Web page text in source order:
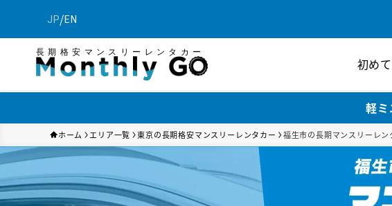
JP/EN
長期格安マンスリーレンタカー
初め
軽
ホーム エリア一覧 東京の長期格安マンスリーレンタカー 福生市の長期マンスリーレン